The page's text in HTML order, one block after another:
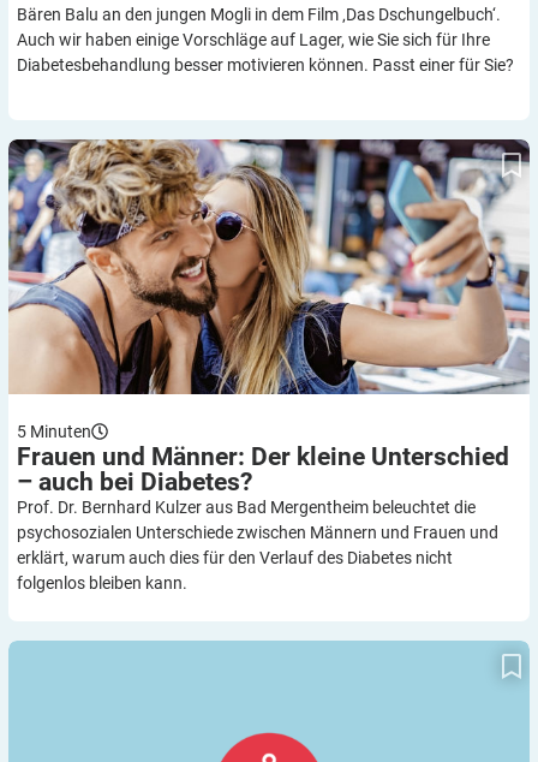
Bären Balu an den jungen Mogli in dem Film ‚Das Dschungelbuch‘.
Auch wir haben einige Vorschläge auf Lager, wie Sie sich für Ihre
Diabetesbehandlung besser motivieren können. Passt einer für Sie?
Frauen und Männer: Der kleine Unterschied – auch bei Diabetes?
5 Minuten
Frauen und Männer: Der kleine Unterschied
– auch bei Diabetes?
Prof. Dr. Bernhard Kulzer aus Bad Mergentheim beleuchtet die
psychosozialen Unterschiede zwischen Männern und Frauen und
erklärt, warum auch dies für den Verlauf des Diabetes nicht
folgenlos bleiben kann.